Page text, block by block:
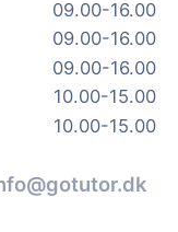
09.00-16.00
09.00-16.00
09.00-16.00
10.00-15.00
10.00-15.00